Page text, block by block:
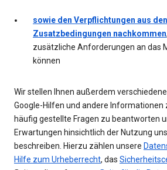
sowie den Verpflichtungen aus
Zusatzbedingungen nachkommen
zusätzliche Anforderungen an das
können
Wir stellen Ihnen außerdem
Google-Hilfen und andere Informationen
häufig gestellte Fragen zu beantworten
Erwartungen hinsichtlich der Nutzung
beschreiben. Hierzu zählen unsere
Hilfe zum Urheberrecht, das